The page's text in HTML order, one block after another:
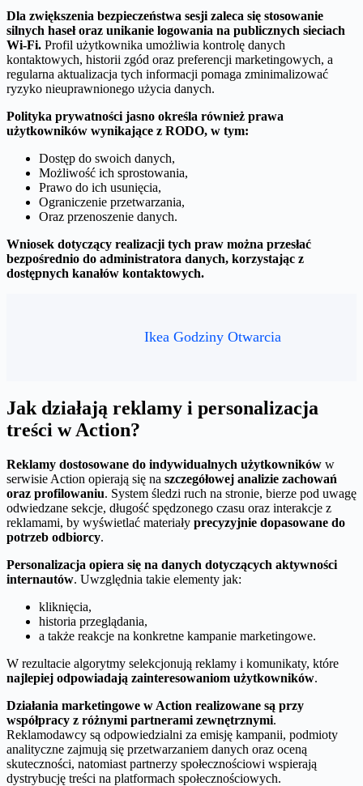
Dla zwiększenia bezpieczeństwa sesji zaleca się stosowanie
silnych haseł oraz unikanie logowania na publicznych sieciach
Wi‑Fi. Profil użytkownika umożliwia kontrolę danych
kontaktowych, historii zgód oraz preferencji marketingowych, a
regularna aktualizacja tych informacji pomaga zminimalizować
ryzyko nieuprawnionego użycia danych.
Polityka prywatności jasno określa również prawa
użytkowników wynikające z RODO, w tym:
Dostęp do swoich danych,
Możliwość ich sprostowania,
Prawo do ich usunięcia,
Ograniczenie przetwarzania,
Oraz przenoszenie danych.
Wniosek dotyczący realizacji tych praw można przesłać
bezpośrednio do administratora danych, korzystając z
dostępnych kanałów kontaktowych.
Ikea Godziny Otwarcia
Jak działają reklamy i personalizacja
treści w Action?
Reklamy dostosowane do indywidualnych użytkowników w
serwisie Action opierają się na szczegółowej analizie zachowań
oraz profilowaniu. System śledzi ruch na stronie, bierze pod uwagę
odwiedzane sekcje, długość spędzonego czasu oraz interakcje z
reklamami, by wyświetlać materiały precyzyjnie dopasowane do
potrzeb odbiorcy.
Personalizacja opiera się na danych dotyczących aktywności
internautów. Uwzględnia takie elementy jak:
kliknięcia,
historia przeglądania,
a także reakcje na konkretne kampanie marketingowe.
W rezultacie algorytmy selekcjonują reklamy i komunikaty, które
najlepiej odpowiadają zainteresowaniom użytkowników.
Działania marketingowe w Action realizowane są przy
współpracy z różnymi partnerami zewnętrznymi.
Reklamodawcy są odpowiedzialni za emisję kampanii, podmioty
analityczne zajmują się przetwarzaniem danych oraz oceną
skuteczności, natomiast partnerzy społecznościowi wspierają
dystrybucję treści na platformach społecznościowych.